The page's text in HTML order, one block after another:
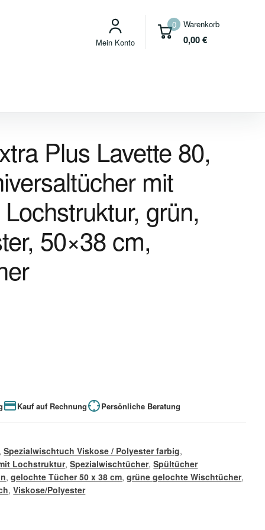
0 Warenkorb
0,00€
Mein Konto
Plus Lavette 80,
mit
grün,
50×38 cm,
Kauf auf Rechnung Persönliche Beratung
Spezialwischtuch Viskose / Polyester farbig,
Lochstruktur,Spezialwischtücher,Spültücher
,gelochte Tücher 50 x 38 cm,grüne gelochte Wischtücher,
,Viskose/Polyester